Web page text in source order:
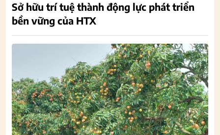
Sở hữu trí tuệ thành động lực phát triển
bền vững của HTX